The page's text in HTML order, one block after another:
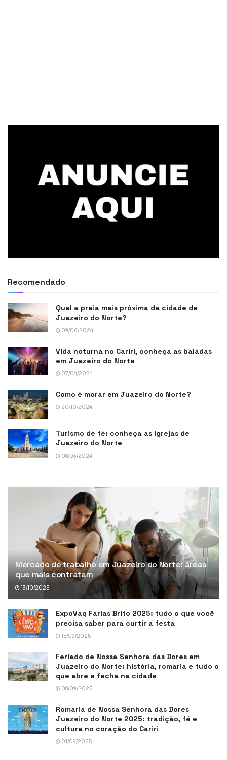
Recomendado
Qual a praia mais próxima da cidade de
Juazeiro do Norte?
09/06/2024
Vida noturna no Cariri, conheça as baladas
em Juazeiro do Norte
07/04/2024
Como é morar em Juazeiro do Norte?
20/10/2024
Turismo de fé: conheça as igrejas de
Juazeiro do Norte
08/03/2024
Mercado de trabalho em Juazeiro do Norte: áreas
que mais contratam
13/10/2025
ExpoVaq Farias Brito 2025: tudo o que você
precisa saber para curtir a festa
15/09/2025
Feriado de Nossa Senhora das Dores em
Juazeiro do Norte: história, romaria e tudo o
que abre e fecha na cidade
08/09/2025
Romaria de Nossa Senhora das Dores
Juazeiro do Norte 2025: tradição, fé e
cultura no coração do Cariri
01/09/2025